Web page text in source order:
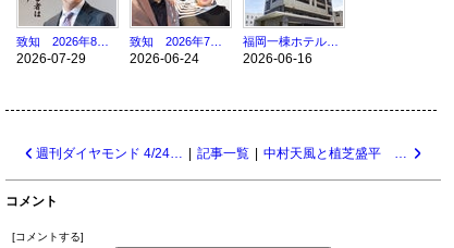
2026-07-29 2026-06-24 2026-06-16
週刊ダイヤモンド 4/24号 最強の中高一貫校 小学校・幼児教育 21116 記事一覧 中村天風と植芝盛平 氣の確立/藤平光一 21114
コメント
[コメントする]